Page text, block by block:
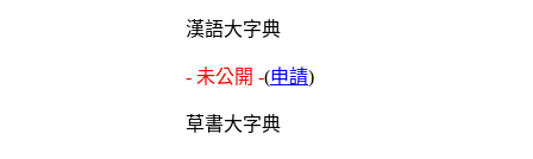
漢語大字典
- 未公開 -(申請)
草書大字典